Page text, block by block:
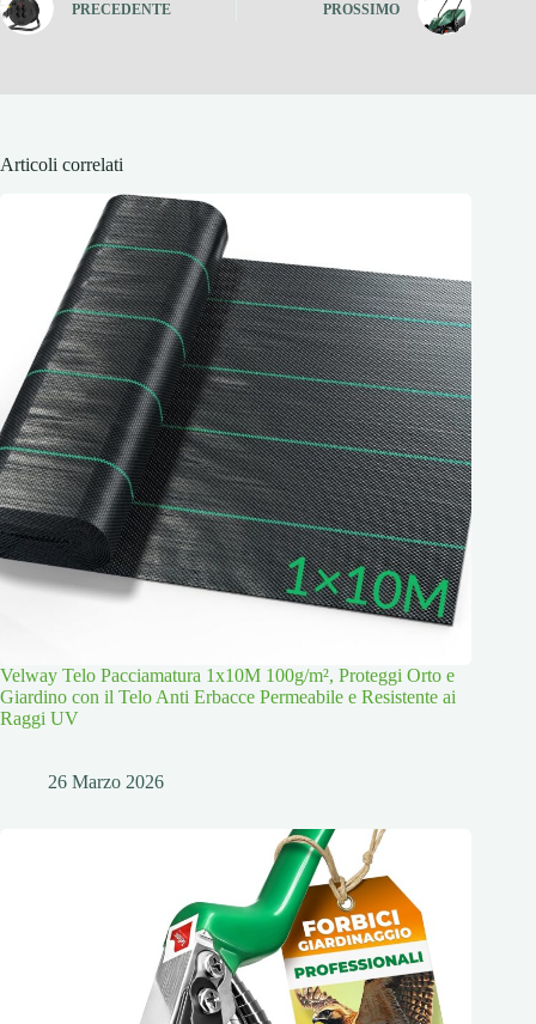
PRECEDENTE PROSSIMO
Articoli correlati
Velway Telo Pacciamatura 1x10M 100g/m², Proteggi Orto e
Giardino con il Telo Anti Erbacce Permeabile e Resistente ai
Raggi UV
26 Marzo 2026